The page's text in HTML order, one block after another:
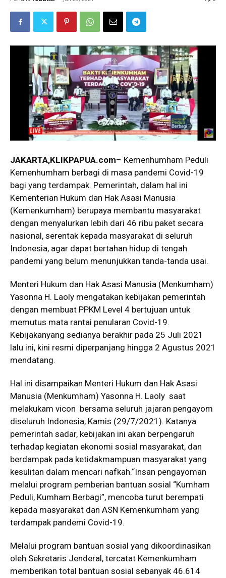
JAKARTA,KLIKPAPUA.com– Kemenhumham Peduli
Kemenhumham berbagi di masa pandemi Covid-19
bagi yang terdampak. Pemerintah, dalam hal ini
Kementerian Hukum dan Hak Asasi Manusia
(Kemenkumham) berupaya membantu masyarakat
dengan menyalurkan lebih dari 46 ribu paket secara
nasional, serentak kepada masyarakat di seluruh
Indonesia, agar dapat bertahan hidup di tengah
pandemi yang belum menunjukkan tanda-tanda usai.
Menteri Hukum dan Hak Asasi Manusia (Menkumham)
Yasonna H. Laoly mengatakan kebijakan pemerintah
dengan membuat PPKM Level 4 bertujuan untuk
memutus mata rantai penularan Covid-19.
Kebijakanyang sedianya berakhir pada 25 Juli 2021
lalu ini, kini resmi diperpanjang hingga 2 Agustus 2021
mendatang.
Hal ini disampaikan Menteri Hukum dan Hak Asasi
Manusia (Menkumham) Yasonna H. Laoly saat
melakukam vicon bersama seluruh jajaran pengayom
diseluruh Indonesia, Kamis (29/7/2021). Katanya
pemerintah sadar, kebijakan ini akan berpengaruh
terhadap kegiatan ekonomi sosial masyarakat, dan
berdampak pada ketidakmampuan masyarakat yang
kesulitan dalam mencari nafkah.“Insan pengayoman
melalui program pemberian bantuan sosial “Kumham
Peduli, Kumham Berbagi”, mencoba turut berempati
kepada masyarakat dan ASN Kemenkumham yang
terdampak pandemi Covid-19.
Melalui program bantuan sosial yang dikoordinasikan
oleh Sekretaris Jenderal, tercatat Kemenkumham
memberikan total bantuan sosial sebanyak 46.614